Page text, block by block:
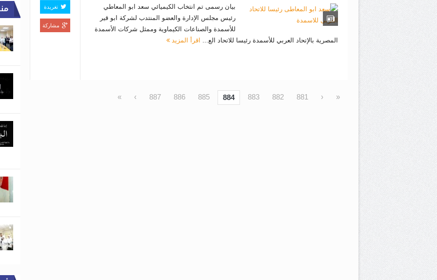
بيان رسمى تم انتخاب الكيميائي سعد ابو المعاطي
رئيس مجلس الإدارة والعضو المنتدب لشركة ابو قير
للأسمدة والصناعات الكيماوية وممثل شركات الأسمدة
المصرية بالإتحاد العربي للأسمدة رئيسا للاتحاد الع... اقرأ المزيد
تغريدة
مشاركة
«
‹
881
882
883
884
885
886
887
›
»